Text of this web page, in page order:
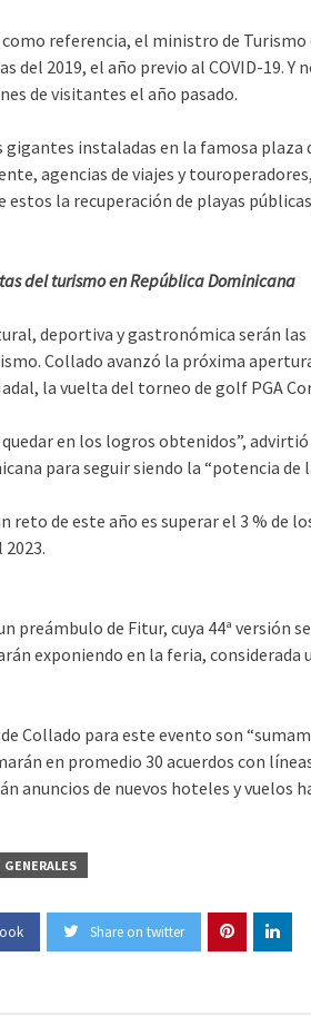
referencia, el ministro de
del 2019, el año previo al COVID-19.
de visitantes el año pasado.
instaladas en la famosa plaza
agencias de viajes y
la recuperación de playas
del turismo en República Dominicana
deportiva y gastronómica serán
Collado avanzó la próxima
la vuelta del torneo de golf PGA
quedar en los logros obtenidos”,
para seguir siendo la “potencia de
reto de este año es superar el 3 % de
preámbulo de Fitur, cuya 44ª versión
exponiendo en la feria,
Collado para este evento son
en promedio 30 acuerdos con
anuncios de nuevos hoteles y vuelos
GENERALES
Share on twitter